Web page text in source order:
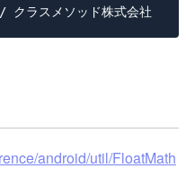
android/util/FloatMath